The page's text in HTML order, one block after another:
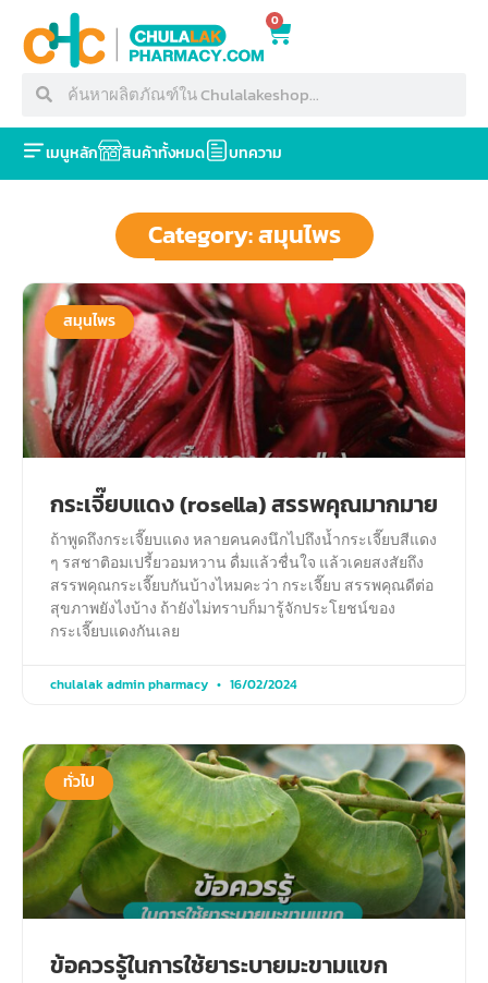
0
เมนูหลัก สินค้าทั้งหมด บทความ
Category: สมุนไพร
สมุนไพร
กระเจี๊ยบแดง (rosella) สรรพคุณมากมาย
ถ้าพูดถึงกระเจี๊ยบแดง หลายคนคงนึกไปถึงน้ำกระเจี๊ยบสีแดง
ๆ รสชาติอมเปรี้ยวอมหวาน ดื่มแล้วชื่นใจ แล้วเคยสงสัยถึง
สรรพคุณกระเจี๊ยบกันบ้างไหมคะว่า กระเจี๊ยบ สรรพคุณดีต่อ
สุขภาพยังไงบ้าง ถ้ายังไม่ทราบก็มารู้จักประโยชน์ของ
กระเจี๊ยบแดงกันเลย
chulalak admin pharmacy 16/02/2024
ทั่วไป
ข้อควรรู้ในการใช้ยาระบายมะขามแขก